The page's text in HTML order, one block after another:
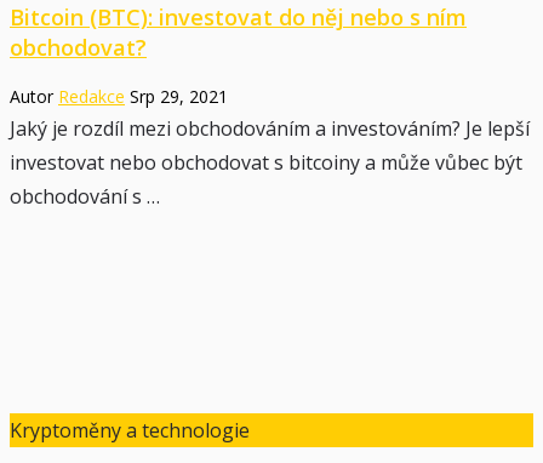
Bitcoin (BTC): investovat do něj nebo s ním
obchodovat?
Autor Redakce Srp 29, 2021
Jaký je rozdíl mezi obchodováním a investováním? Je lepší
investovat nebo obchodovat s bitcoiny a může vůbec být
obchodování s …
Kryptoměny a technologie